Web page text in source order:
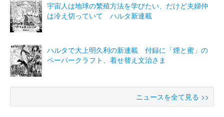
宇宙人は地球の繁殖方法を学びたい、だけど夫婦仲
は冷え切っていて ハルタ新連載
ハルタで大上明久利の新連載 付録に「煙と蜜」の
ペーパークラフト、着せ替え文治さま
ニュースを全て見る >>